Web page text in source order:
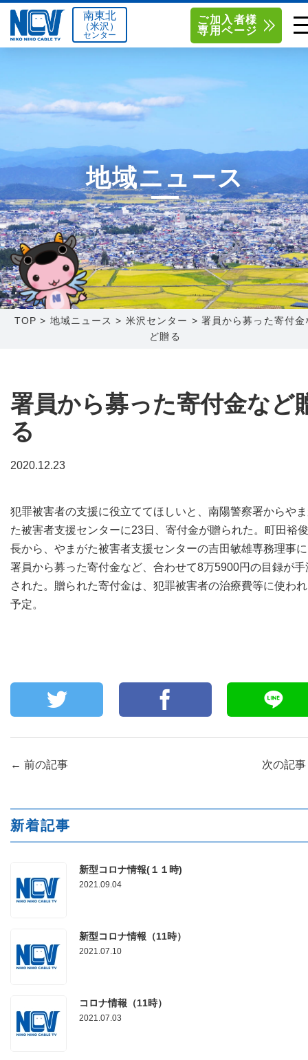
南東北センター（福島）
函館センター 0138-34-2525
新潟センター 025-210-1200
単品料金
お得なセットプラン
料金シミュレーション
サポート
Q&A
センター情報
お問い合わせ
お申し込み
〒992-0044
山形県米沢市春日四丁目2-75
0238-24-2525
営業時間 9:00～18:00
南東北センター(福島)
〒960-8252
福島県福島市御山字一本松17-1-
1
0120-173-577
営業時間 9:15～18:00
〒041-0801
営業時間 9:00～18:00 営業時間 9:00～18:00
南東北
（米沢）
センター
ご加入者様
専用ページ
地域ニュース
TOP > 地域ニュース > 米沢センター > 署員から募った寄付金
ど贈る
署員から募った寄付金など
る
2020.12.23
犯罪被害者の支援に役立ててほしいと、南陽警察署からや
た被害者支援センターに23日、寄付金が贈られた。町田裕
長から、やまがた被害者支援センターの吉田敏雄専務理事
署員から募った寄付金など、合わせて8万5900円の目録が手
された。贈られた寄付金は、犯罪被害者の治療費等に使わ
予定。
← 前の記事 次の記事
新着記事
新型コロナ情報(１１時)
2021.09.04
新型コロナ情報（11時）
2021.07.10
コロナ情報（11時）
2021.07.03